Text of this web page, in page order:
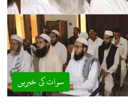
سوات کی خبریں